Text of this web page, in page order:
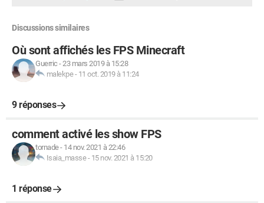
Discussions similaires
Où sont affichés les FPS Minecraft
Guerric -23 mars 2019 à 15:28
malekpe- 11 oct. 2019 à 11:24
9 réponses
comment activé les show FPS
tornade- 14 nov. 2021 à 22:46
Isaia_masse- 15 nov. 2021 à 15:20
1 réponse